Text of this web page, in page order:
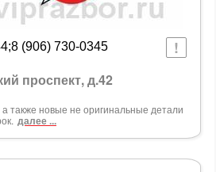
(906) 730-0345
проспект, д.42
также новые не оригинальные детали
далее ...